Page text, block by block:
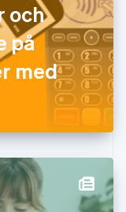
och
på
med